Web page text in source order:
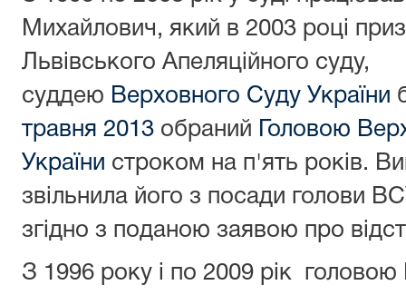
Михайлович, який в 2003 році
Львівського Апеляційного
суддею Верховного Суду України
травня 2013 обраний
Головою
України строком на п'ять років.
звільнила його з посади голови
згідно з поданою заявою про
З 1996 року і по 2009 рік головою